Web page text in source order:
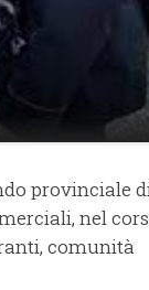
provinciale
nel
comunità